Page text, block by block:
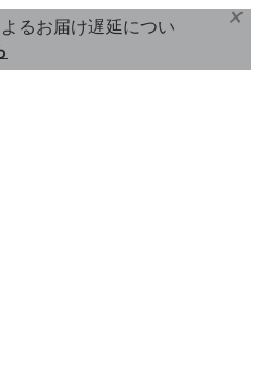
るお届け遅延につい
￥